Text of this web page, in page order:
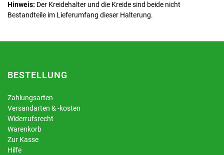
Hinweis: Der Kreidehalter und die Kreide sind beide nicht
Bestandteile im Lieferumfang dieser Halterung.
BESTELLUNG
Zahlungsarten
Versandarten & -kosten
Widerrufsrecht
Warenkorb
Zur Kasse
Hilfe